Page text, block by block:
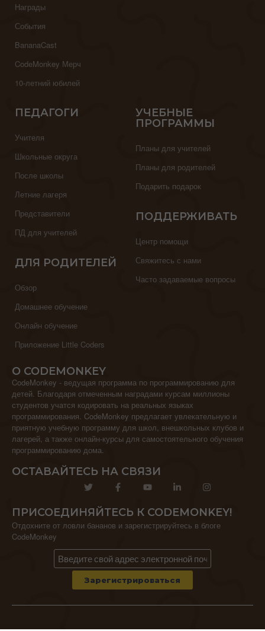
Награды
События
BananaCast
CodeMonkey Мерч
10-летний юбилей
ПЕДАГОГИ
Учителя
Школьные округа
После школы
Летние лагеря
Представители
ПД для учителей
ДЛЯ РОДИТЕЛЕЙ
Обзор
Домашнее обучение
Онлайн обучение
Приложение Little Coders
УЧЕБНЫЕ
ПРОГРАММЫ
Планы для учителей
Планы для родителей
Подарить подарок
ПОДДЕРЖИВАТЬ
Центр помощи
Свяжитесь с нами
Часто задаваемые вопросы
О CODEMONKEY
CodeMonkey - ведущая программа по программированию для
детей. Благодаря отмеченным наградами курсам миллионы
студентов учатся кодировать на реальных языках
программирования. CodeMonkey предлагает увлекательную и
приятную учебную программу для школ, внешкольных клубов и
лагерей, а также онлайн-курсы для самостоятельного обучения
программированию дома.
ОСТАВАЙТЕСЬ НА СВЯЗИ
ПРИСОЕДИНЯЙТЕСЬ К CODEMONKEY!
Отдохните от ловли бананов и зарегистрируйтесь в блоге
CodeMonkey